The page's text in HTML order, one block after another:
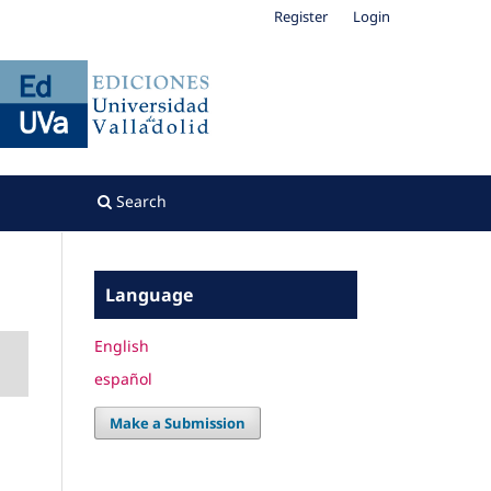
Search
Register Login
Language
English
español
Make a Submission